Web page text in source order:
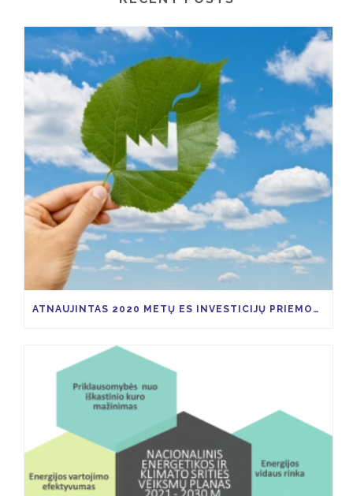
ATNAUJINTAS 2020 METŲ ES INVESTICIJŲ PRIEMONIŲ KVIETIMŲ TEIKTI PARAIŠKAS PLANAS